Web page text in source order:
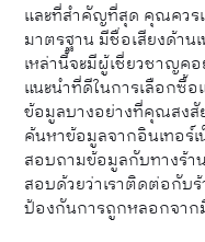
และที่สำคัญที่สุด คุณควร
มาตรฐาน มีชื่อเสียงด้าน
เหล่านี้จะมีผู้เชี่ยวชาญค
แนะนำที่ดีในการเลือกซื้อ
ข้อมูลบางอย่างที่คุณสงสั
ค้นหาข้อมูลจากอินเทอร์
สอบถามข้อมูลกับทางร้า
สอบด้วยว่าเราติดต่อกับ
ป้องกันการถูกหลอกจาก